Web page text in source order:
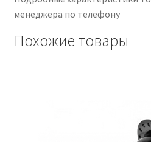
менеджера по телефону
Похожие товары